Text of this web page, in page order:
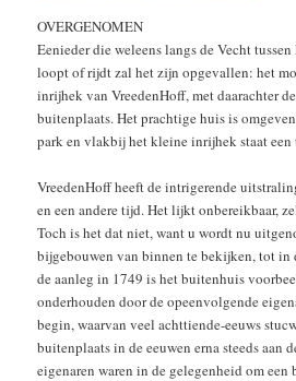
OVERGENOMEN
Eenieder die weleens langs de Vecht
loopt of rijdt zal het zijn opgevallen: het
inrijhek van VreedenHoff, met daarachter
buitenplaats. Het prachtige huis is
park en vlakbij het kleine inrijhek staat een
VreedenHoff heeft de intrigerende
en een andere tijd. Het lijkt onbereikbaar,
Toch is het dat niet, want u wordt nu
bijgebouwen van binnen te bekijken, tot in
de aanleg in 1749 is het buitenhuis
onderhouden door de opeenvolgende
begin, waarvan veel achttiende-eeuws
buitenplaats in de eeuwen erna steeds aan
eigenaren waren in de gelegenheid om een